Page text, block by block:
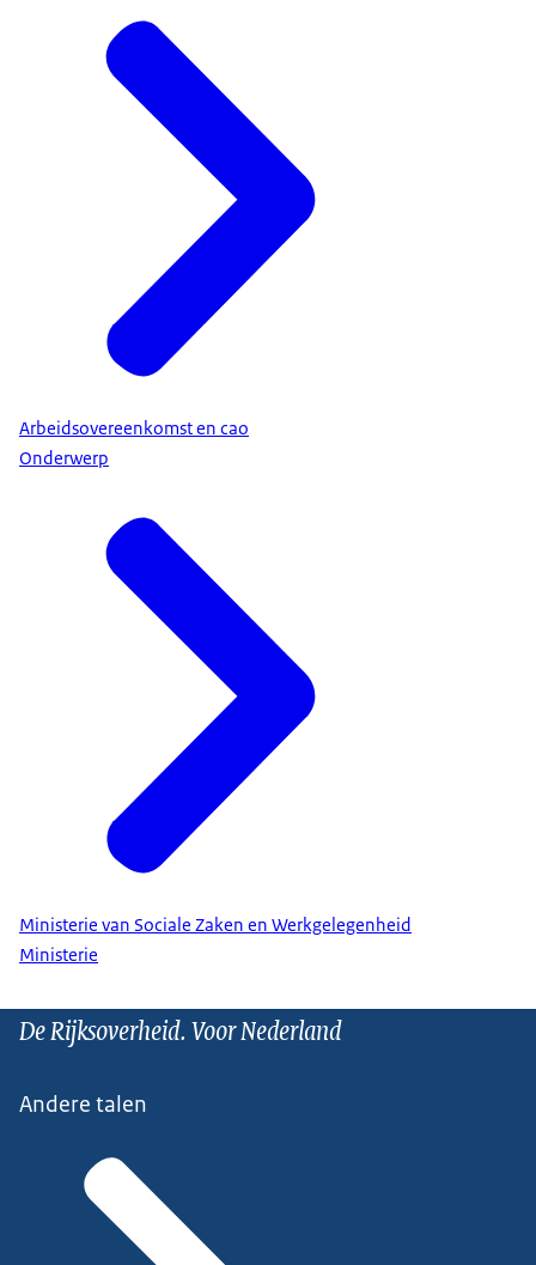
Arbeidsovereenkomst en cao
Onderwerp
Ministerie van Sociale Zaken en Werkgelegenheid
Ministerie
De Rijksoverheid. Voor Nederland
Andere talen